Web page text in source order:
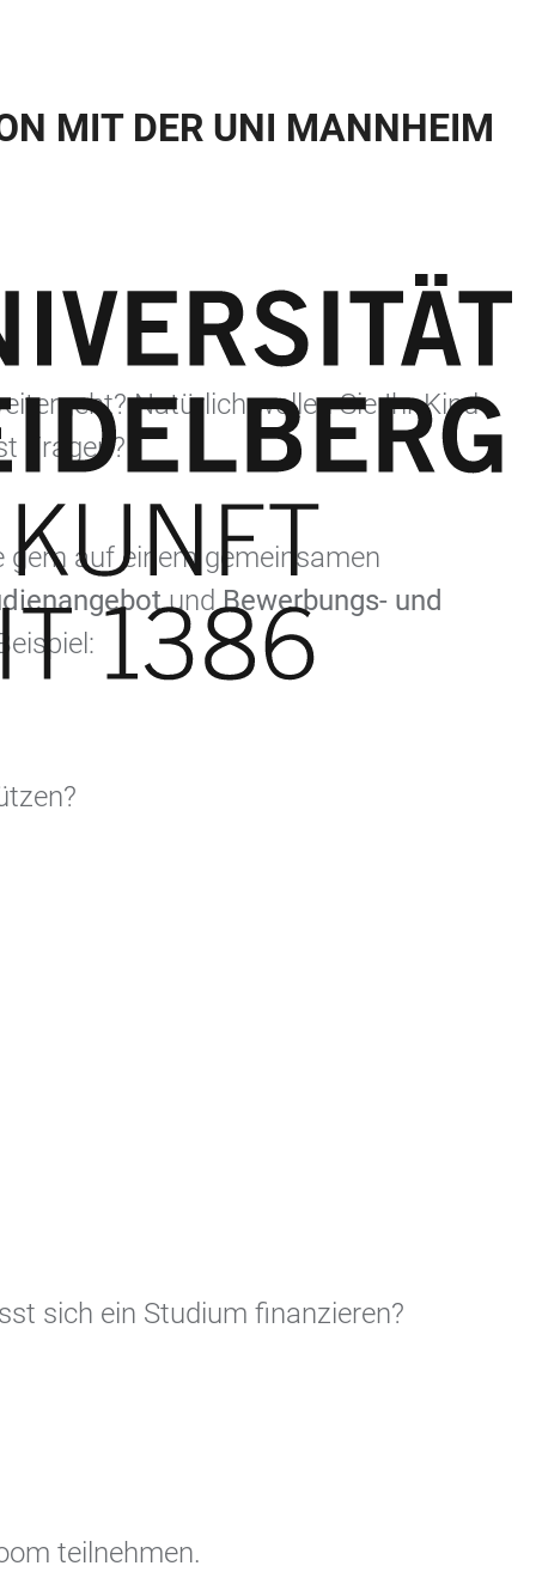
MIT DER UNI MANNHEIM
Natürlich wollen Sie Ihr Kind
Fragen?
auf einem gemeinsamen
undBewerbungs- und
sich ein Studium finanz­ieren?
teilnehmen.